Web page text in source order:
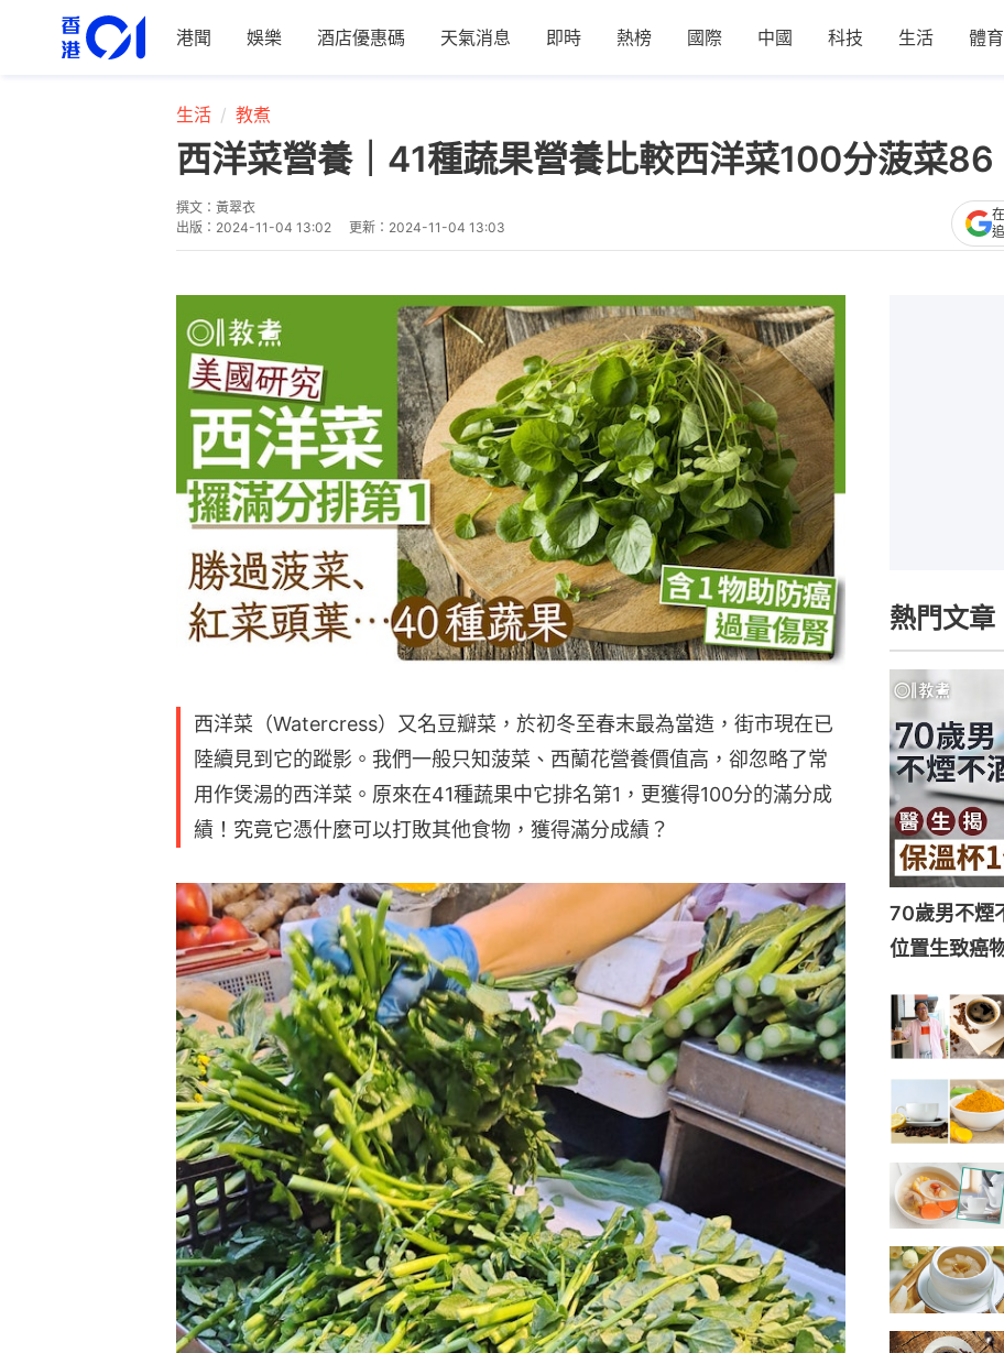
港聞 娛樂 酒店優惠碼 天氣消息 即時 熱榜 國際 中國 科技 生活 體育
生活 教煮
西洋菜營養｜41種蔬果營養比較西洋菜100分菠菜
撰文： 黃翠衣
出版： 2024-11-04 13:02 更新： 2024-11-04 13:03
西洋菜（Watercress）又名豆瓣菜，於初冬至春末最為當造，街市現在已
陸續見到它的蹤影。我們一般只知菠菜、西蘭花營養價值高，卻忽略了常
用作煲湯的西洋菜。原來在41種蔬果中它排名第1，更獲得100分的滿分成
績！究竟它憑什麼可以打敗其他食物，獲得滿分成績？
熱門文章
70歲男不煙
位置生致癌